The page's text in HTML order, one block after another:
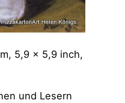
5,9 x 5,9 inch,
und Lesern